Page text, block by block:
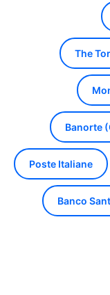
The
Banorte
Poste Italiane
Banco